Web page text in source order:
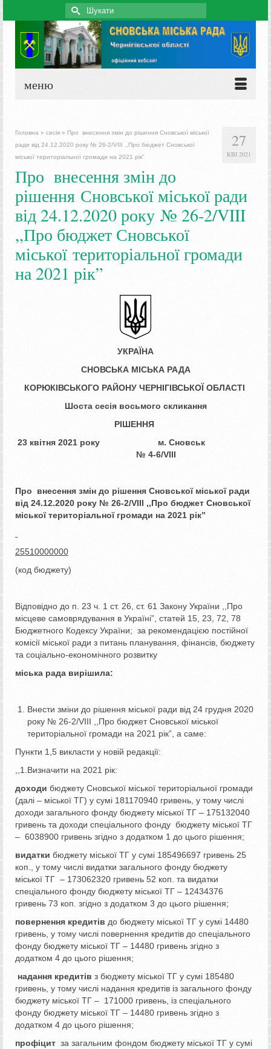
Search
for:
меню
27
КВІ 2021
Головна » сесія » Про внесення змін до рішення Сновської міської
ради від 24.12.2020 року № 26-2/VIII ,,Про бюджет Сновської
міської територіальної громади на 2021 рік”
Про внесення змін до
рішення Сновської міської ради
від 24.12.2020 року № 26-2/VIII
,,Про бюджет Сновської
міської територіальної громади
на 2021 рік”
УКРАЇНА
СНОВСЬКА МІСЬКА РАДА
КОРЮКІВСЬКОГО РАЙОНУ ЧЕРНІГІВСЬКОЇ ОБЛАСТІ
Шоста сесія восьмого скликання
РІШЕННЯ
23 квітня 2021 року м. Сновськ
№ 4-6/VІІІ
Про внесення змін до рішення Сновської міської ради
від 24.12.2020 року № 26-2/VIII ,,Про бюджет Сновської
міськоїтериторіальної громади на 2021 рік”
25510000000
(код бюджету)
Відповідно до п. 23 ч. 1 ст. 26, ст. 61 Закону України ,,Про
місцеве самоврядування в Україні”, статей 15, 23, 72, 78
Бюджетного Кодексу України; за рекомендацією постійної
комісії міської ради з питань планування, фінансів, бюджету
та соціально-економічного розвитку
міська рада вирішила:
Внести зміни до рішення міської ради від 24 грудня 2020
року № 26-2/VIII ,,Про бюджет Сновської міської
територіальної громади на 2021 рік”, а саме:
Пункти 1,5 викласти у новій редакції:
,,1.Визначити на 2021 рік:
доходи бюджету Сновської міської територіальної громади
(далі – міської ТГ) у сумі 181170940 гривень, у тому числі
доходи загального фонду бюджету міської ТГ – 175132040
гривень та доходи спеціального фонду бюджету міської ТГ
– 6038900 гривень згідно з додатком 1 до цього рішення;
видатки бюджету міської ТГ у сумі 185496697 гривень 25
коп., у тому числі видатки загального фонду бюджету
міської ТГ – 173062320 гривень 52 коп. та видатки
спеціального фонду бюджету міської ТГ – 12434376
гривень 73 коп. згідно з додатком 3 до цього рішення;
повернення кредитів до бюджету міської ТГ у сумі 14480
гривень, у тому числі повернення кредитів до спеціального
фонду бюджету міської ТГ – 14480 гривень згідно з
додатком 4 до цього рішення;
надання кредитів з бюджету міської ТГ у сумі 185480
гривень, у тому числі надання кредитів із загального фонду
бюджету міської ТГ – 171000 гривень, із спеціального
фонду бюджету міської ТГ – 14480 гривень згідно з
додатком 4 до цього рішення;
профіцит за загальним фондом бюджету міської ТГ у сумі